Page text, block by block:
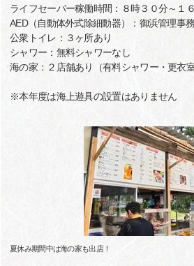
ライフセーバー稼働時間：８時３０分～１
AED（自動体外式除細動器）：御浜管理事
公衆トイレ：３ヶ所あり
シャワー：無料シャワーなし
海の家：２店舗あり（有料シャワー・更衣室
※本年度は海上遊具の設置はありません
夏休み期間中は海の家も出店！